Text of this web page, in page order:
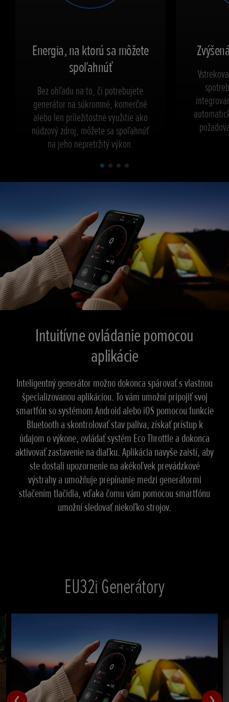
Energia, na ktorú sa môžete
spoľahnúť
Bez ohľadu na to, či potrebujete
generátor na súkromné, komerčné
alebo len príležitostné využitie ako
núdzový zdroj, môžete sa spoľahnúť
na jeho nepretržitý výkon.
Intuitívne ovládanie pomocou
aplikácie
Inteligentný generátor možno dokonca spárovať s vlastnou
špecializovanou aplikáciou. To vám umožní pripojiť svoj
smartfón so systémom Android alebo iOS pomocou funkcie
Bluetooth a skontrolovať stav paliva, získať prístup k
údajom o výkone, ovládať systém Eco Throttle a dokonca
aktivovať zastavenie na diaľku. Aplikácia navyše zaistí, aby
ste dostali upozornenie na akékoľvek prevádzkové
výstrahy a umožňuje prepínanie medzi generátormi
stlačením tlačidla, vďaka čomu vám pomocou smartfónu
umožní sledovať niekoľko strojov.
EU32i Generátory